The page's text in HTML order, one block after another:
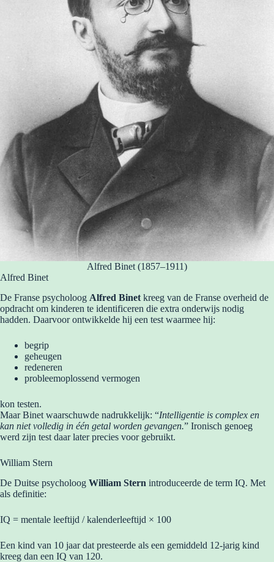
Alfred Binet (1857–1911)
Alfred Binet
De Franse psycholoog Alfred Binet kreeg van de Franse overheid de
opdracht om kinderen te identificeren die extra onderwijs nodig
hadden. Daarvoor ontwikkelde hij een test waarmee hij:
begrip
geheugen
redeneren
probleemoplossend vermogen
kon testen.
Maar Binet waarschuwde nadrukkelijk: “Intelligentie is complex en
kan niet volledig in één getal worden gevangen.” Ironisch genoeg
werd zijn test daar later precies voor gebruikt.
William Stern
De Duitse psycholoog William Stern introduceerde de term IQ. Met
als definitie:
IQ = mentale leeftijd / kalenderleeftijd × 100
Een kind van 10 jaar dat presteerde als een gemiddeld 12-jarig kind
kreeg dan een IQ van 120.